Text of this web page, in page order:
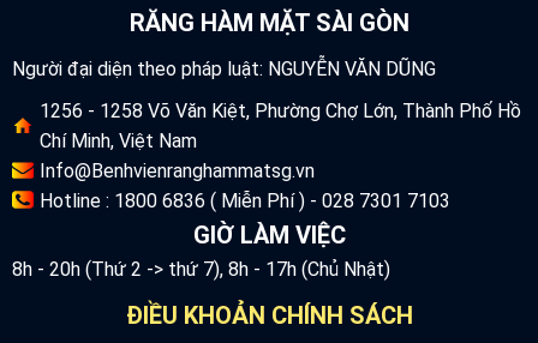
RĂNG HÀM MẶT SÀI GÒN
Người đại diện theo pháp luật: NGUYỄN VĂN DŨNG
1256 - 1258 Võ Văn Kiệt, Phường Chợ Lớn, Thành Phố Hồ
Chí Minh, Việt Nam
Info@Benhvienranghammatsg.vn
Hotline : 1800 6836 ( Miễn Phí ) - 028 7301 7103
GIỜ LÀM VIỆC
8h - 20h (Thứ 2 -> thứ 7), 8h - 17h (Chủ Nhật)
ĐIỀU KHOẢN CHÍNH SÁCH